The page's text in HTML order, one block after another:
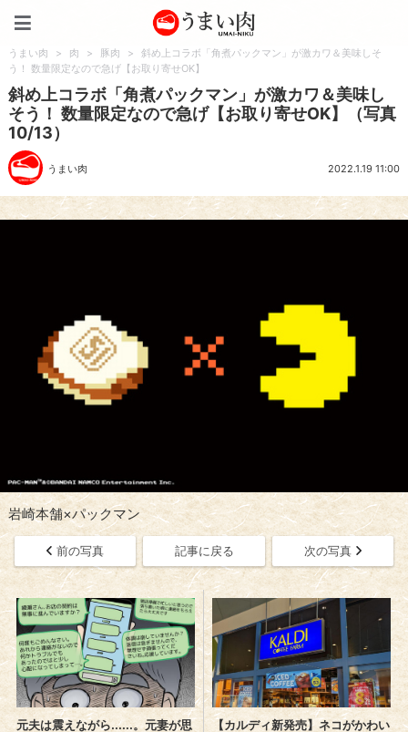
うまい肉 > 肉 > 豚肉 >
斜め上コラボ「角煮パックマン」が激カワ＆美味しそ
う！ 数量限定なので急げ【お取り寄せOK】
斜め上コラボ「角煮パックマン」が激カワ＆美味し
そう！ 数量限定なので急げ【お取り寄せOK】（写真
10/13）
うまい肉 2022.1.19 11:00
岩崎本舗×パックマン
前の写真 記事に戻る 次の写真